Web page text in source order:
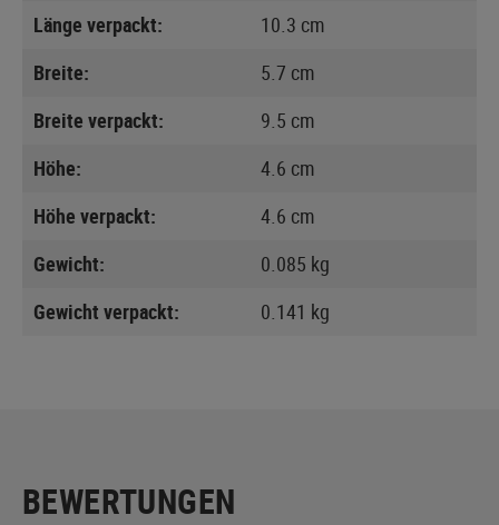
Länge verpackt:
10.3 cm
Breite:
5.7 cm
Breite verpackt:
9.5 cm
Höhe:
4.6 cm
Höhe verpackt:
4.6 cm
Gewicht:
0.085 kg
Gewicht verpackt:
0.141 kg
BEWERTUNGEN